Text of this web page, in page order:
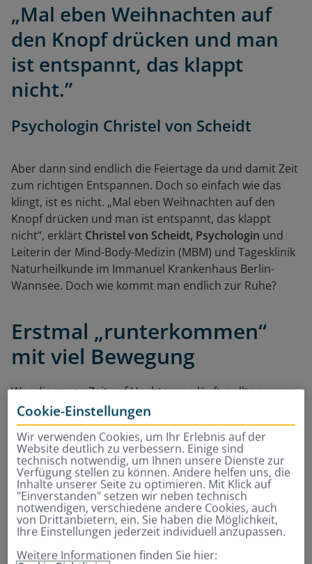
„Mal eben Weihnachten auf
den Knopf drücken und man
ist entspannt, das klappt
nicht.”
Psychologin Christel von Scheidt
Aber dann sind endlich die Feiertage da und damit Zeit
zum richtigen Entspannen. Doch so einfach wie das
klingt, ist es nicht. „Mal eben Weihnachten auf den
Knopf drücken und man ist entspannt, das klappt
nicht“, erklärt Christel von Scheidt, Psychologin und
Leiterin der Mind-Body-Medizin (MBM) und Tagesklinik
Naturheilkunde im Immanuel Krankenhaus Berlin-
Wannsee. Doch wie kommt man endlich zur Ruhe?
Erstmal „runterkommen“
mit viel Bewegung
Wer die ganze Zeit auf Hochtouren läuft, sollte am
besten schon vor den Feiertagen Dampf ablassen.
das heißt: Bewegung, Bewegung, Bewegung. Damit
reduziert man die biologischen Reaktionen, mit denen
der Körper auf Stress reagiert. Denn im Stress werden
verschiedene Hormone freigesetzt, darunter die
sogenannten Stresshormone Adrenalin und Cortisol.
Sie bewirken unter anderem, dass Blutdruck und Puls,
Blutfette und Blutzucker ansteigen, die Verdauung
stagniert und die Muskeln anspannen. „Der Körper
Cookie-Einstellungen
Wir verwenden Cookies, um Ihr Erlebnis auf der
Website deutlich zu verbessern. Einige sind
technisch notwendig, um Ihnen unsere Dienste zur
Verfügung stellen zu können. Andere helfen uns, die
Inhalte unserer Seite zu optimieren. Mit Klick auf
"Einverstanden" setzen wir neben technisch
notwendigen, verschiedene andere Cookies, auch
von Drittanbietern, ein. Sie haben die Möglichkeit,
Ihre Einstellungen jederzeit individuell anzupassen.
Weitere Informationen finden Sie hier: